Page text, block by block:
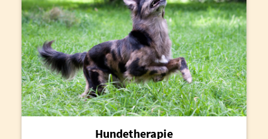
Hundetherapie